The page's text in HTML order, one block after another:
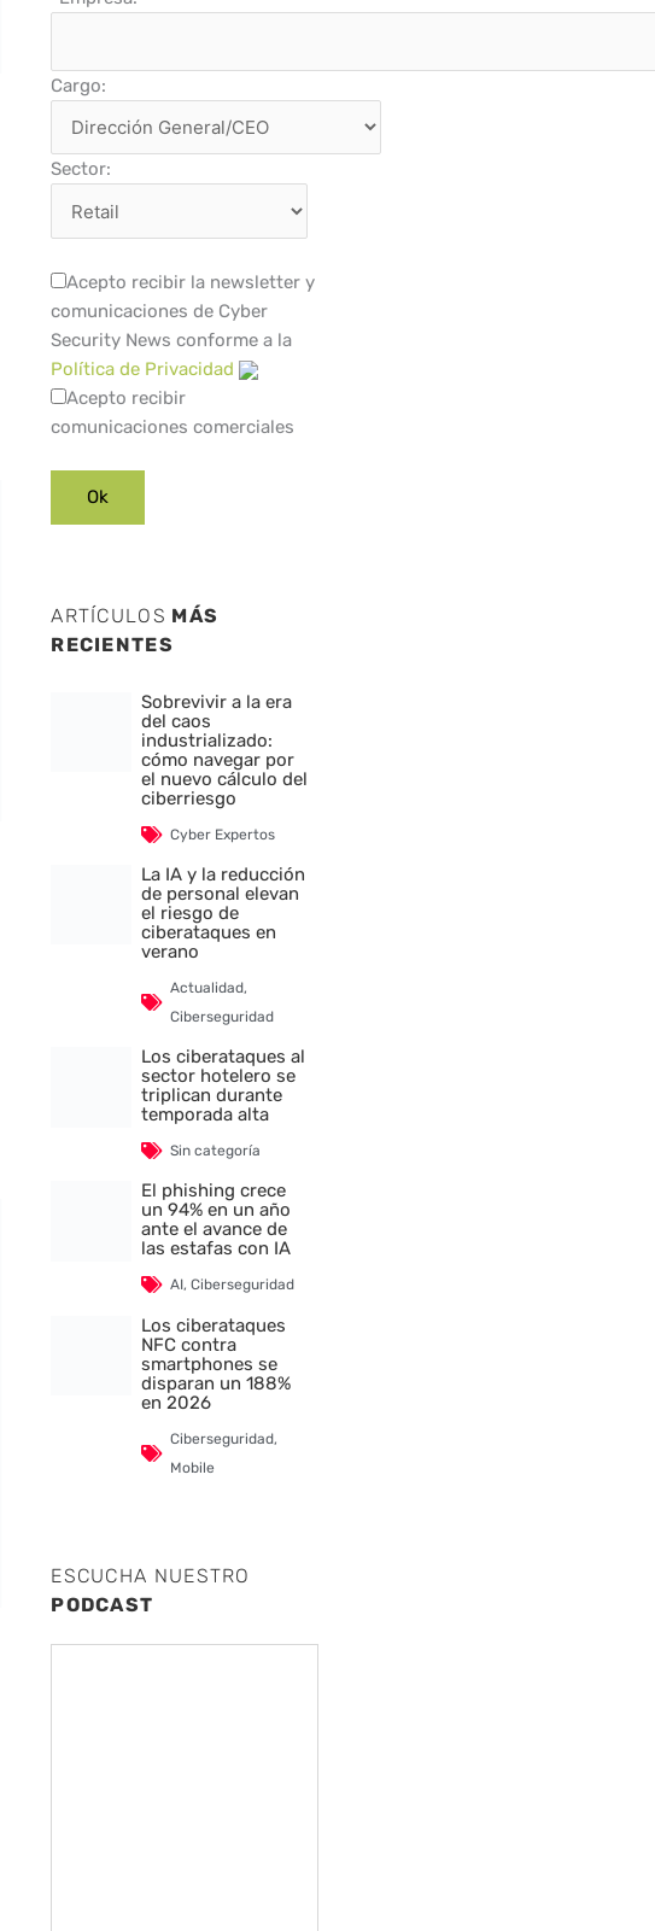
Cargo:
Sector:
Acepto recibir la newsletter y
comunicaciones de Cyber
Security News conforme a la
Política de Privacidad
Acepto recibir
comunicaciones comerciales
ARTÍCULOS MÁS
RECIENTES
Sobrevivir a la era
del caos
industrializado:
cómo navegar por
el nuevo cálculo del
ciberriesgo
Cyber Expertos
La IA y la reducción
de personal elevan
el riesgo de
ciberataques en
verano
Actualidad,
Ciberseguridad
Los ciberataques al
sector hotelero se
triplican durante
temporada alta
Sin categoría
El phishing crece
un 94% en un año
ante el avance de
las estafas con IA
AI, Ciberseguridad
Los ciberataques
NFC contra
smartphones se
disparan un 188%
en 2026
Ciberseguridad,
Mobile
ESCUCHA NUESTRO
PODCAST